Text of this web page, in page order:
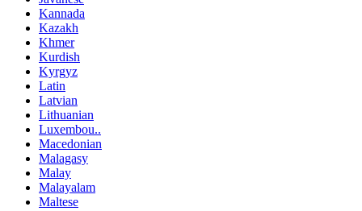
Kannada
Kazakh
Khmer
Kurdish
Kyrgyz
Latin
Latvian
Lithuanian
Luxembou..
Macedonian
Malagasy
Malay
Malayalam
Maltese